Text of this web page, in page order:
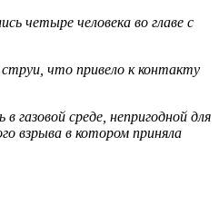
четыре человека во главе с
струи, что привело к контакту
газовой среде, непригодной для
взрыва в котором приняла